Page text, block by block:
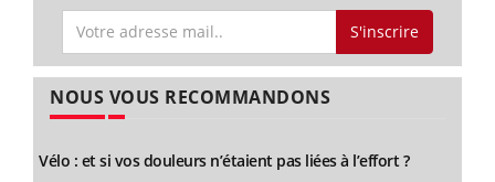
S'inscrire
NOUS VOUS RECOMMANDONS
Vélo : et si vos douleurs n’étaient pas liées à l’effort ?